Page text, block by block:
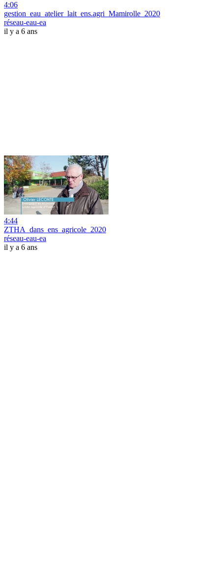
4:06
gestion_eau_atelier_lait_ens.agri_Mamirolle_2020
réseau-eau-ea
il y a 6 ans
4:44
ZTHA_dans_ens_agricole_2020
réseau-eau-ea
il y a 6 ans